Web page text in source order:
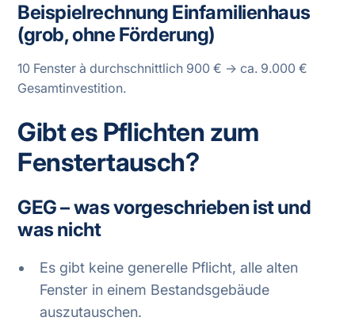
Beispielrechnung Einfamilienhaus
(grob, ohne Förderung)
10 Fenster à durchschnittlich 900 € → ca. 9.000 €
Gesamtinvestition.
Gibt es Pflichten zum
Fenstertausch?
GEG – was vorgeschrieben ist und
was nicht
Es gibt keine generelle Pflicht, alle alten
Fenster in einem Bestandsgebäude
auszutauschen.